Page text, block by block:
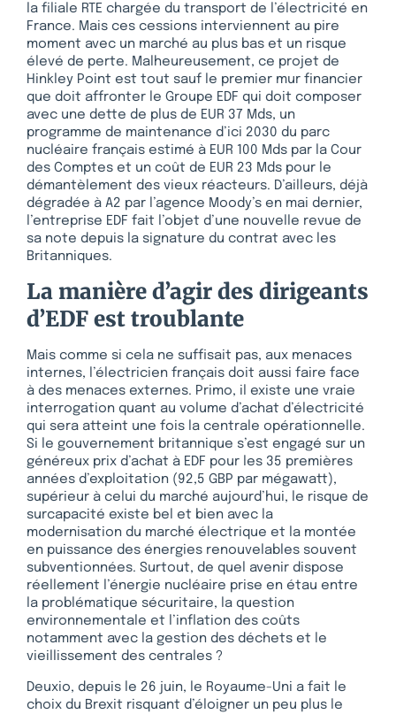
la filiale RTE chargée du transport de l’électricité en
France. Mais ces cessions interviennent au pire
moment avec un marché au plus bas et un risque
élevé de perte. Malheureusement, ce projet de
Hinkley Point est tout sauf le premier mur financier
que doit affronter le Groupe EDF qui doit composer
avec une dette de plus de EUR 37 Mds, un
programme de maintenance d’ici 2030 du parc
nucléaire français estimé à EUR 100 Mds par la Cour
des Comptes et un coût de EUR 23 Mds pour le
démantèlement des vieux réacteurs. D’ailleurs, déjà
dégradée à A2 par l’agence Moody’s en mai dernier,
l’entreprise EDF fait l’objet d’une nouvelle revue de
sa note depuis la signature du contrat avec les
Britanniques.
La manière d’agir des dirigeants
d’EDF est troublante
Mais comme si cela ne suffisait pas, aux menaces
internes, l’électricien français doit aussi faire face
à des menaces externes. Primo, il existe une vraie
interrogation quant au volume d’achat d’électricité
qui sera atteint une fois la centrale opérationnelle.
Si le gouvernement britannique s’est engagé sur un
généreux prix d’achat à EDF pour les 35 premières
années d’exploitation (92,5 GBP par mégawatt),
supérieur à celui du marché aujourd’hui, le risque de
surcapacité existe bel et bien avec la
modernisation du marché électrique et la montée
en puissance des énergies renouvelables souvent
subventionnées. Surtout, de quel avenir dispose
réellement l’énergie nucléaire prise en étau entre
la problématique sécuritaire, la question
environnementale et l’inflation des coûts
notamment avec la gestion des déchets et le
vieillissement des centrales ?
Deuxio, depuis le 26 juin, le Royaume-Uni a fait le
choix du Brexit risquant d’éloigner un peu plus le